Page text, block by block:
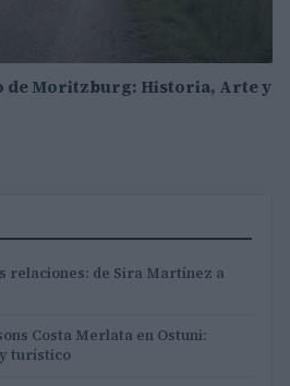
de Moritzburg: Historia, Arte y
relaciones: de Sira Martínez a
Costa Merlata en Ostuni:
turístico